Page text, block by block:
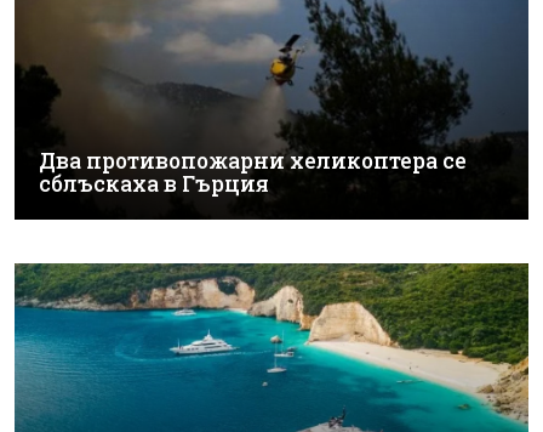
Два противопожарни хеликоптера се
сблъскаха в Гърция